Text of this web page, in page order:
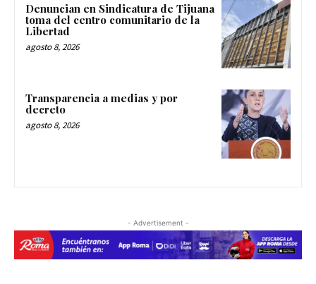
Denuncian en Sindicatura de Tijuana
toma del centro comunitario de la
Libertad
agosto 8, 2026
Transparencia a medias y por
decreto
agosto 8, 2026
- Advertisement -